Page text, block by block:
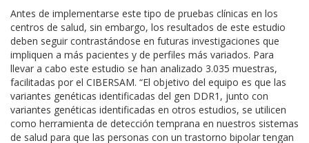
Antes de implementarse este tipo de pruebas clínicas en los
centros de salud, sin embargo, los resultados de este estudio
deben seguir contrastándose en futuras investigaciones que
impliquen a más pacientes y de perfiles más variados. Para
llevar a cabo este estudio se han analizado 3.035 muestras,
facilitadas por el CIBERSAM. “El objetivo del equipo es que las
variantes genéticas identificadas del gen DDR1, junto con
variantes genéticas identificadas en otros estudios, se utilicen
como herramienta de detección temprana en nuestros sistemas
de salud para que las personas con un trastorno bipolar tengan